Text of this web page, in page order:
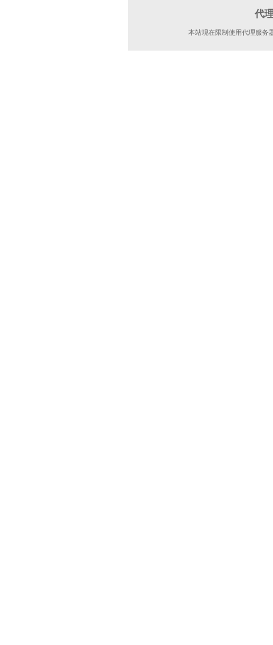
代
本站现在限制使用代理服务